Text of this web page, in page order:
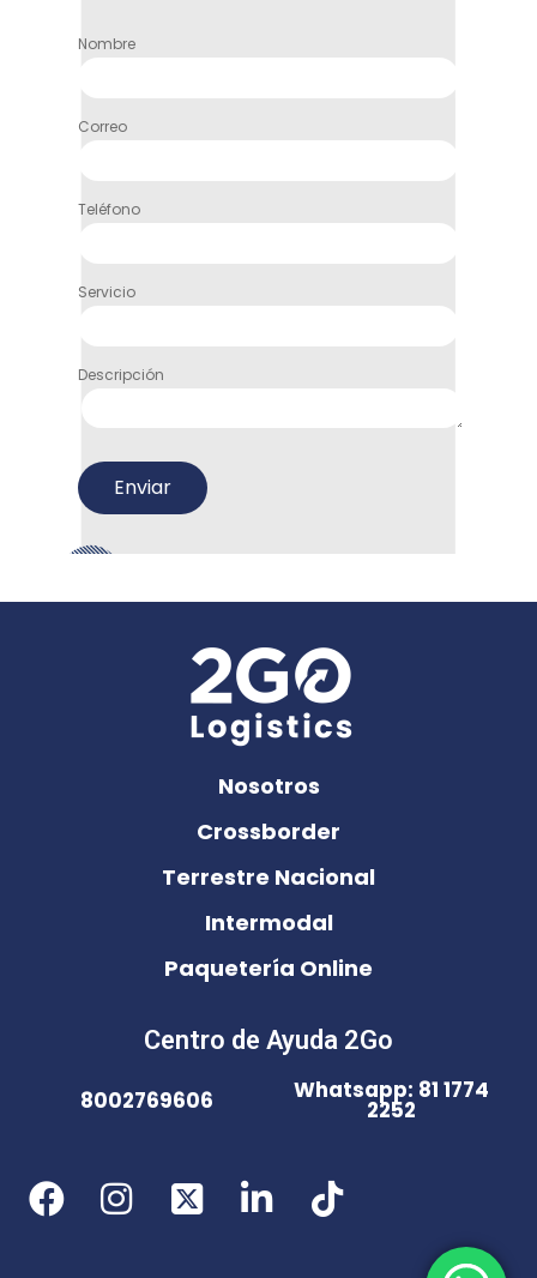
Nombre
Correo
Teléfono
Servicio
Descripción
Nosotros
Crossborder
Terrestre Nacional
Intermodal
Paquetería Online
Centro de Ayuda 2Go
8002769606 Whatsapp: 81 1774
2252